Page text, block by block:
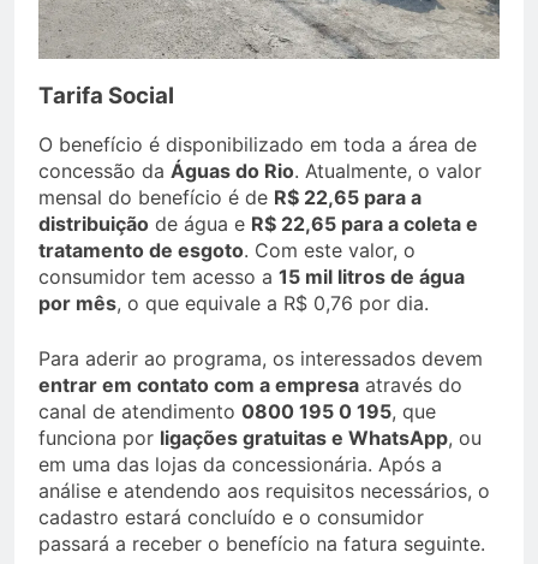
Tarifa Social
O benefício é disponibilizado em toda a área de
concessão da Águas do Rio. Atualmente, o valor
mensal do benefício é de R$ 22,65 para a
distribuição de água e R$ 22,65 para a coleta e
tratamento de esgoto. Com este valor, o
consumidor tem acesso a 15 mil litros de água
por mês, o que equivale a R$ 0,76 por dia.
Para aderir ao programa, os interessados devem
entrar em contato com a empresa através do
canal de atendimento 0800 195 0 195, que
funciona por ligações gratuitas e WhatsApp, ou
em uma das lojas da concessionária. Após a
análise e atendendo aos requisitos necessários, o
cadastro estará concluído e o consumidor
passará a receber o benefício na fatura seguinte.